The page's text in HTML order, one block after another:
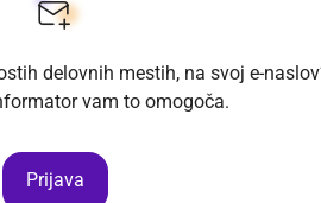
delovnih mestih, na svoj e-
vam to omogoča.
Prijava